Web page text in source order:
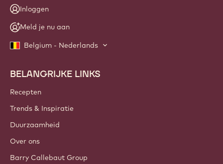
Inloggen
Meld je nu aan
Belgium - Nederlands
Footer
Callebaut
BELANGRIJKE LINKS
Recepten
Trends & Inspiratie
Duurzaamheid
Over ons
Barry Callebaut Group